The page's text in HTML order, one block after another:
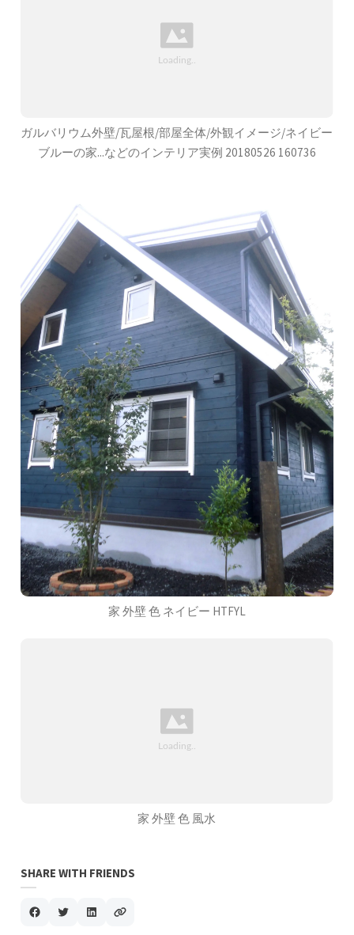
ガルバリウム外壁/瓦屋根/部屋全体/外観イメージ/ネイビー
ブルーの家...などのインテリア実例 20180526 160736
家 外壁 色 ネイビー HTFYL
家 外壁 色 風水
SHARE WITH FRIENDS